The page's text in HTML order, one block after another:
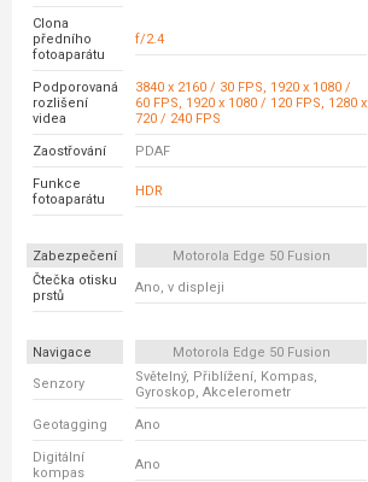
Clona
předního
fotoaparátu
f/2.4
Podporovaná
rozlišení
videa
3840 x 2160 / 30 FPS, 1920 x 1080 /
60 FPS, 1920 x 1080 / 120 FPS, 1280 x
720 / 240 FPS
Zaostřování PDAF
Funkce
fotoaparátu
HDR
Zabezpečení Motorola Edge 50 Fusion
Čtečka otisku
prstů
Ano, v displeji
Navigace Motorola Edge 50 Fusion
Senzory
Světelný, Přiblížení, Kompas,
Gyroskop, Akcelerometr
Geotagging Ano
Digitální
kompas
Ano